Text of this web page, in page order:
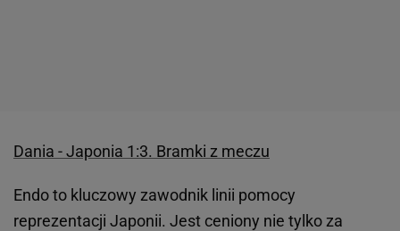
Dania - Japonia 1:3. Bramki z meczu
Endo to kluczowy zawodnik linii pomocy
reprezentacji Japonii. Jest ceniony nie tylko za